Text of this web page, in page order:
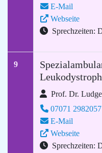
E-Mail
Webseite
Sprechzeiten:
9
Prof. Dr.
07071 2982057
E-Mail
Webseite
Sprechzeiten: